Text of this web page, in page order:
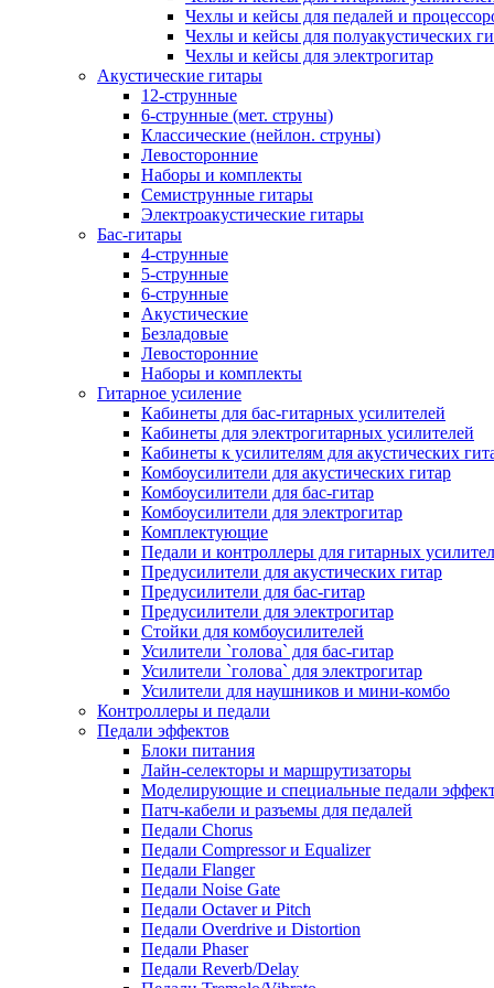
Чехлы и кейсы для педалей и
Чехлы и кейсы для полуакустических
Чехлы и кейсы для электрогитар
Акустические гитары
12-струнные
6-струнные (мет. струны)
Классические (нейлон. струны)
Левосторонние
Наборы и комплекты
Семиструнные гитары
Электроакустические гитары
Бас-гитары
4-струнные
5-струнные
6-струнные
Акустические
Безладовые
Левосторонние
Наборы и комплекты
Гитарное усиление
Кабинеты для бас-гитарных усилителей
Кабинеты для электрогитарных усилителей
Кабинеты к усилителям для акустических
Комбоусилители для акустических гитар
Комбоусилители для бас-гитар
Комбоусилители для электрогитар
Комплектующие
Педали и контроллеры для гитарных
Предусилители для акустических гитар
Предусилители для бас-гитар
Предусилители для электрогитар
Стойки для комбоусилителей
Усилители `голова` для бас-гитар
Усилители `голова` для электрогитар
Усилители для наушников и мини-комбо
Контроллеры и педали
Педали эффектов
Блоки питания
Лайн-селекторы и маршрутизаторы
Моделирующие и специальные педали
Патч-кабели и разъемы для педалей
Педали Chorus
Педали Compressor и Equalizer
Педали Flanger
Педали Noise Gate
Педали Octaver и Pitch
Педали Overdrive и Distortion
Педали Phaser
Педали Reverb/Delay